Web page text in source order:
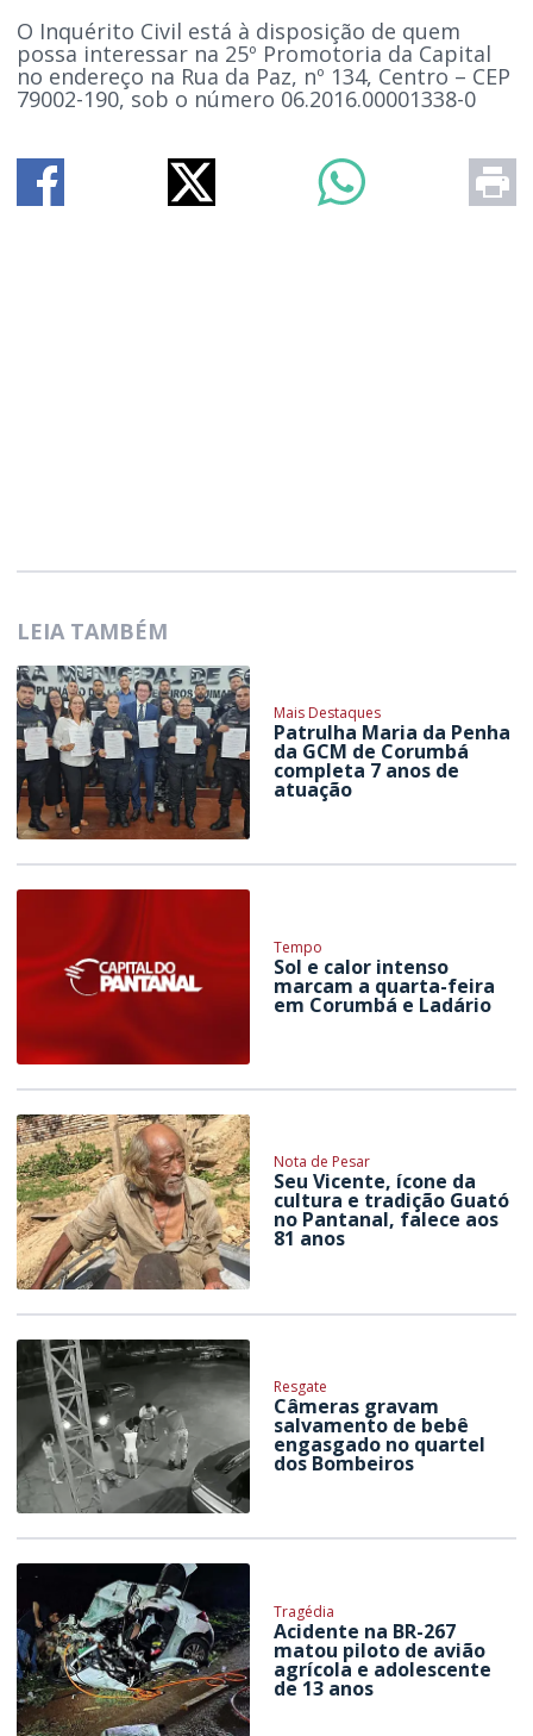
O Inquérito Civil está à disposição de quem
possa interessar na 25º Promotoria da Capital
no endereço na Rua da Paz, nº 134, Centro – CEP
79002-190, sob o número 06.2016.00001338-0
LEIA TAMBÉM
Mais Destaques
Patrulha Maria da Penha
da GCM de Corumbá
completa 7 anos de
atuação
Tempo
Sol e calor intenso
marcam a quarta-feira
em Corumbá e Ladário
Nota de Pesar
Seu Vicente, ícone da
cultura e tradição Guató
no Pantanal, falece aos
81 anos
Resgate
Câmeras gravam
salvamento de bebê
engasgado no quartel
dos Bombeiros
Tragédia
Acidente na BR-267
matou piloto de avião
agrícola e adolescente
de 13 anos